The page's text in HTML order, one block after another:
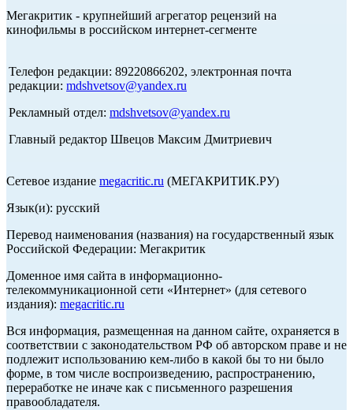
Мегакритик - крупнейший агрегатор рецензий на
кинофильмы в российском интернет-сегменте
Телефон редакции: 89220866202, электронная почта
редакции: mdshvetsov@yandex.ru
Рекламный отдел: mdshvetsov@yandex.ru
Главный редактор Швецов Максим Дмитриевич
Сетевое издание megacritic.ru (МЕГАКРИТИК.РУ)
Язык(и): русский
Перевод наименования (названия) на государственный язык
Российской Федерации: Мегакритик
Доменное имя сайта в информационно-
телекоммуникационной сети «Интернет» (для сетевого
издания): megacritic.ru
Вся информация, размещенная на данном сайте, охраняется в
соответствии с законодательством РФ об авторском праве и не
подлежит использованию кем-либо в какой бы то ни было
форме, в том числе воспроизведению, распространению,
переработке не иначе как с письменного разрешения
правообладателя.